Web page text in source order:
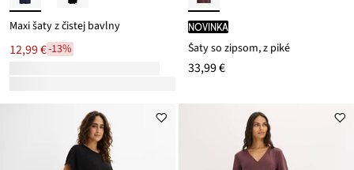
Maxi šaty z čistej bavlny
12,99 €-13%
novinka
Šaty so zipsom, z piké
33,99 €